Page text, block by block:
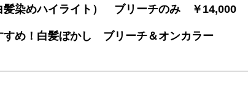
髪染めハイライト） ブリーチのみ ￥14,000
すめ！白髪ぼかし ブリーチ＆オンカラー